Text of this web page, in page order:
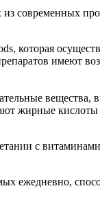
современных
имеют
жирные
с
ежедневно,